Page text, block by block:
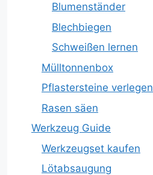
Blumenständer
Blechbiegen
Schweißen lernen
Mülltonnenbox
Pflastersteine verlegen
Rasen säen
Werkzeug Guide
Werkzeugset kaufen
Lötabsaugung